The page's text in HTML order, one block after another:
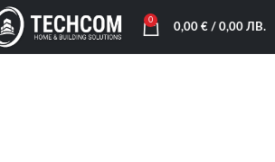
0
0,00 €/ 0,00 ЛВ.